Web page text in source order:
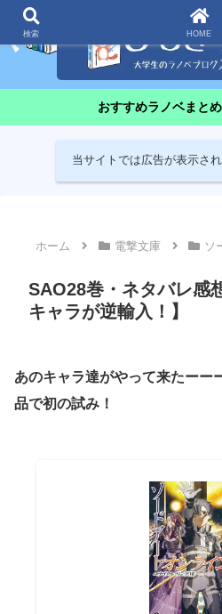
おすすめラノベまと
当サイトでは広告が表示さ
ホーム 電撃文庫 ソ
SAO28巻・ネタバレ感
キャラが逆輸入！】
あのキャラ達がやって来たー
品で初の試み！
検索 HOME